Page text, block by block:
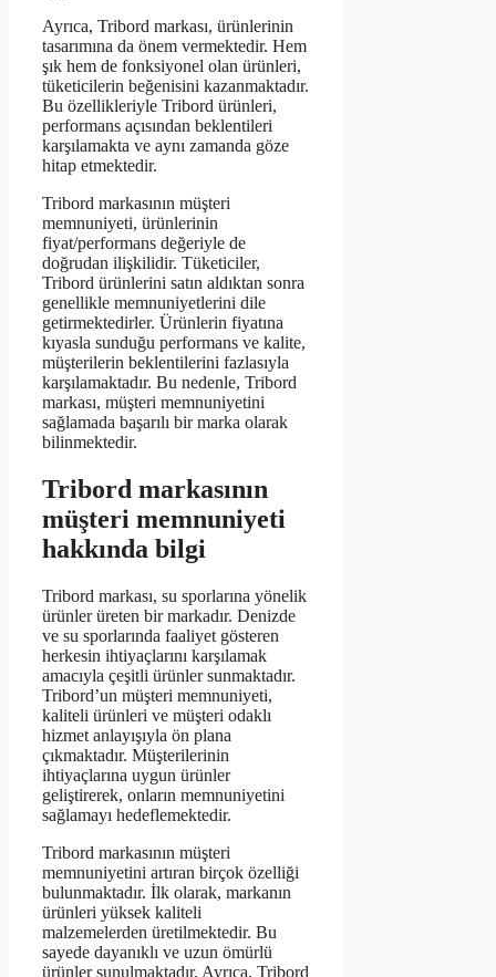
Ayrıca, Tribord markası, ürünlerinin
tasarımına da önem vermektedir. Hem
şık hem de fonksiyonel olan ürünleri,
tüketicilerin beğenisini kazanmaktadır.
Bu özellikleriyle Tribord ürünleri,
performans açısından beklentileri
karşılamakta ve aynı zamanda göze
hitap etmektedir.
Tribord markasının müşteri
memnuniyeti, ürünlerinin
fiyat/performans değeriyle de
doğrudan ilişkilidir. Tüketiciler,
Tribord ürünlerini satın aldıktan sonra
genellikle memnuniyetlerini dile
getirmektedirler. Ürünlerin fiyatına
kıyasla sunduğu performans ve kalite,
müşterilerin beklentilerini fazlasıyla
karşılamaktadır. Bu nedenle, Tribord
markası, müşteri memnuniyetini
sağlamada başarılı bir marka olarak
bilinmektedir.
Tribord markasının
müşteri memnuniyeti
hakkında bilgi
Tribord markası, su sporlarına yönelik
ürünler üreten bir markadır. Denizde
ve su sporlarında faaliyet gösteren
herkesin ihtiyaçlarını karşılamak
amacıyla çeşitli ürünler sunmaktadır.
Tribord’un müşteri memnuniyeti,
kaliteli ürünleri ve müşteri odaklı
hizmet anlayışıyla ön plana
çıkmaktadır. Müşterilerinin
ihtiyaçlarına uygun ürünler
geliştirerek, onların memnuniyetini
sağlamayı hedeflemektedir.
Tribord markasının müşteri
memnuniyetini artıran birçok özelliği
bulunmaktadır. İlk olarak, markanın
ürünleri yüksek kaliteli
malzemelerden üretilmektedir. Bu
sayede dayanıklı ve uzun ömürlü
ürünler sunulmaktadır. Ayrıca, Tribord